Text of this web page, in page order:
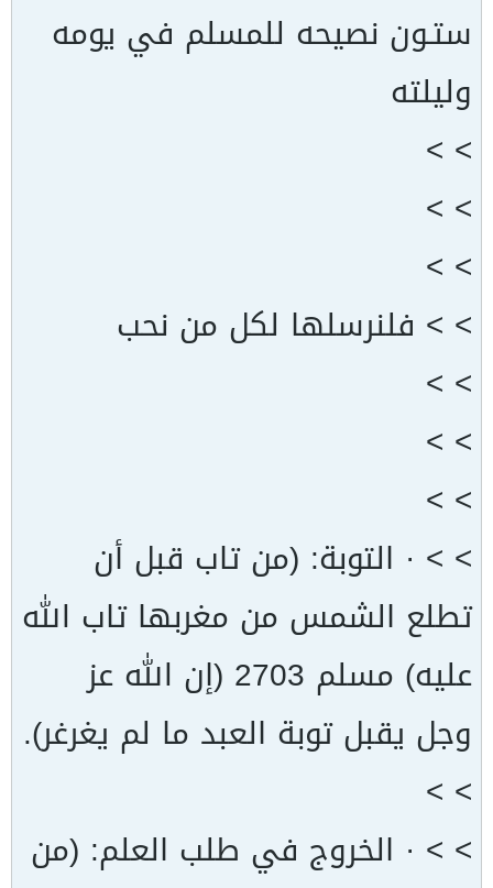
ستـون نصيحه للمسلم في يومه
وليلته
> >
> >
> >
> > فلنرسلها لكل من نحب
> >
> >
> >
> > · التوبة: (من تاب قبل أن
تطلع الشمس من مغربها تاب الله
عليه) مسلم 2703 (إن الله عز
وجل يقبل توبة العبد ما لم يغرغر).
> >
> > · الخروج في طلب العلم: (من